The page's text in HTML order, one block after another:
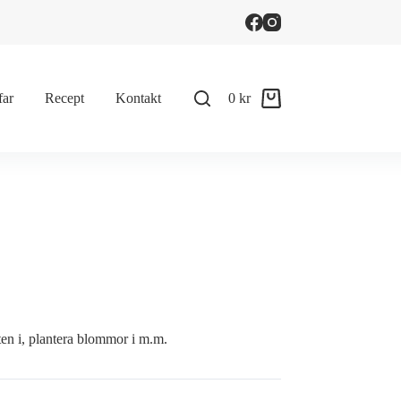
Recept Kontakt
Shopping
0kr
i, plantera blommor i m.m.